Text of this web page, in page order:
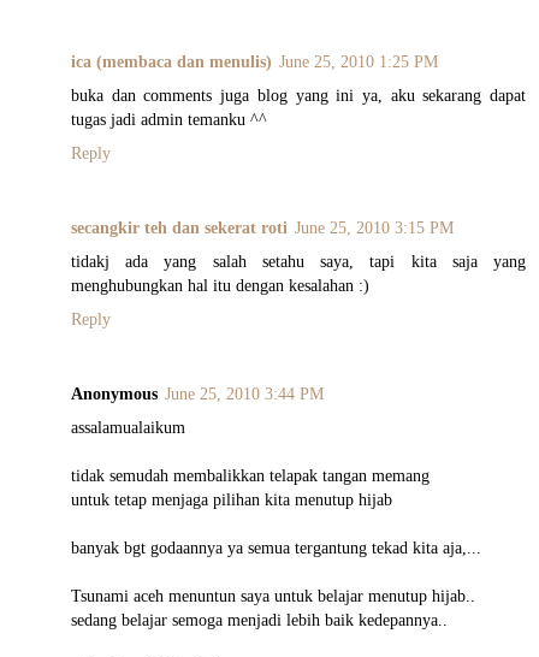
ica (membaca dan menulis) June 25, 2010 1:25 PM
buka dan comments juga blog yang ini ya, aku sekarang dapat
tugas jadi admin temanku ^^
Reply
secangkir teh dan sekerat roti June 25, 2010 3:15 PM
tidakj ada yang salah setahu saya, tapi kita saja yang
menghubungkan hal itu dengan kesalahan :)
Reply
Anonymous June 25, 2010 3:44 PM
assalamualaikum
tidak semudah membalikkan telapak tangan memang
untuk tetap menjaga pilihan kita menutup hijab
banyak bgt godaannya ya semua tergantung tekad kita aja,...
Tsunami aceh menuntun saya untuk belajar menutup hijab..
sedang belajar semoga menjadi lebih baik kedepannya..